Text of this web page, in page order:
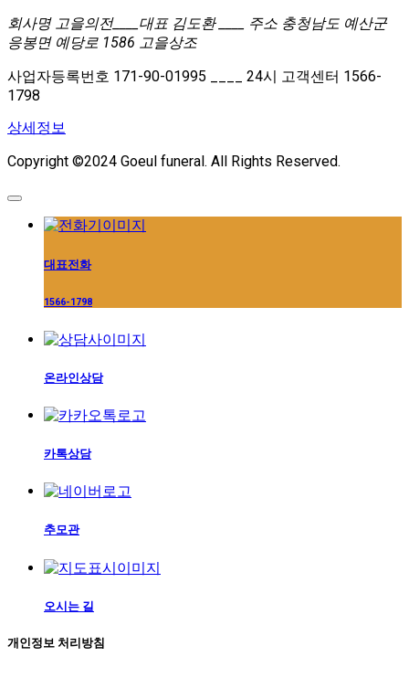
회사명 고을의전____대표 김도환 ____ 주소 충청남도 예산군
응봉면 예당로 1586 고을상조
사업자등록번호 171-90-01995 ____ 24시 고객센터 1566-
1798
상세정보
Copyright ©2024 Goeul funeral. All Rights Reserved.
대표전화
1566-1798
온라인상담
카톡상담
추모관
오시는 길
개인정보 처리방침